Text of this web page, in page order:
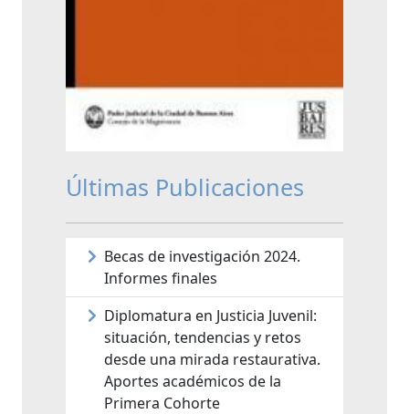
Últimas Publicaciones
Becas de investigación 2024.
Informes finales
Diplomatura en Justicia Juvenil:
situación, tendencias y retos
desde una mirada restaurativa.
Aportes académicos de la
Primera Cohorte